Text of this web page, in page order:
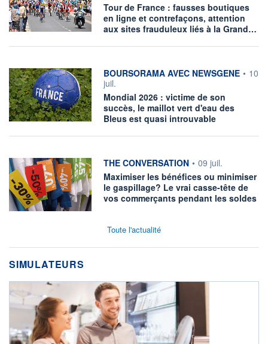
Tour de France : fausses boutiques
en ligne et contrefaçons, attention
aux sites frauduleux liés à la Grand…
information fournie par
BOURSORAMA AVEC NEWSGENE • 10
juil.
Mondial 2026 : victime de son
succès, le maillot vert d'eau des
Bleus est quasi introuvable
information fournie par
THE CONVERSATION • 09 juil.
Maximiser les bénéfices ou minimiser
le gaspillage? Le vrai casse‑tête de
vos commerçants pendant les soldes
Toute l'actualité
SIMULATEURS